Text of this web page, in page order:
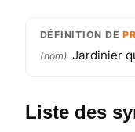
DÉFINITION DE
(nom) Jardinier
Liste des